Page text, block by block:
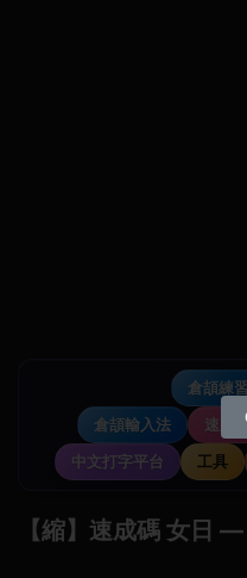
倉頡練習
倉頡輸入法
速成
中文打字平台
工具
【縮】速成碼 女日